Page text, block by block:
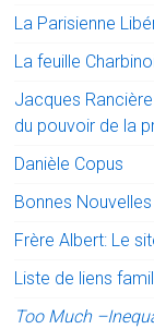
La Parisienne
La feuille
Jacques
du pouvoir de la
Danièle Copus
Bonnes Nouvelles
Frère Albert: Le
Liste de liens
Too Much